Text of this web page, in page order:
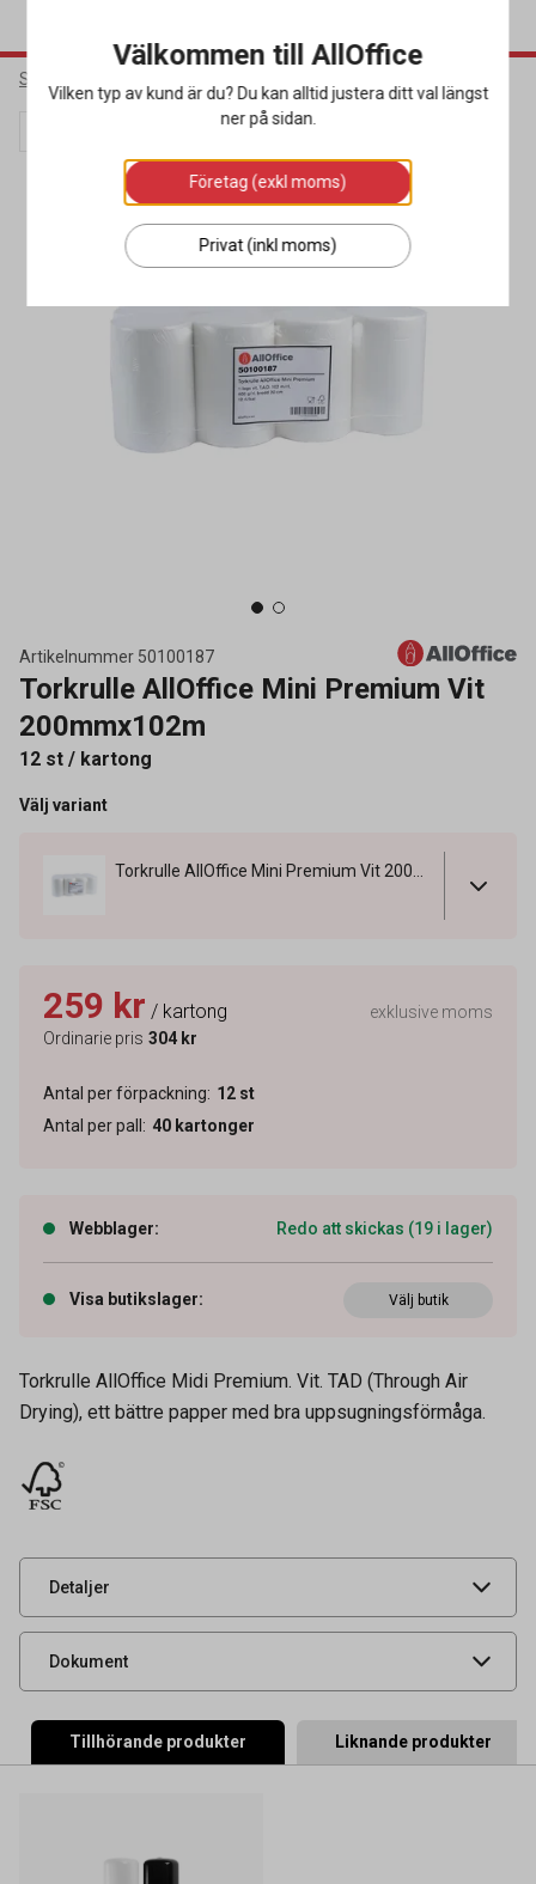
Städ & Hygien
Miljöval
Artikelnummer 50100187
Torkrulle AllOffice Mini Premium Vit
200mmx102m
12 st / kartong
Välj variant
259 kr / kartong
Ordinarie pris 304 kr
exklusive moms
Antal per förpackning: 12 st
Antal per pall : 40 kartonger
Webblager: Redo att skickas (19 i lager)
Visa butikslager: Välj butik
Torkrulle AllOffice Midi Premium. Vit. TAD (Through Air
Drying), ett bättre papper med bra uppsugningsförmåga.
Detaljer
Artikelnummer 50100187
Tidigare artikelnummer
Leverantörens
UNSPSC 14121600
Dokument
Produktdatablad
Tillhörande produkter Liknande produkter
Välkommen till AllOffice
Vilken typ av kund är du? Du kan alltid justera ditt val längst
ner på sidan.
Företag (exkl moms)
Privat (inkl moms)